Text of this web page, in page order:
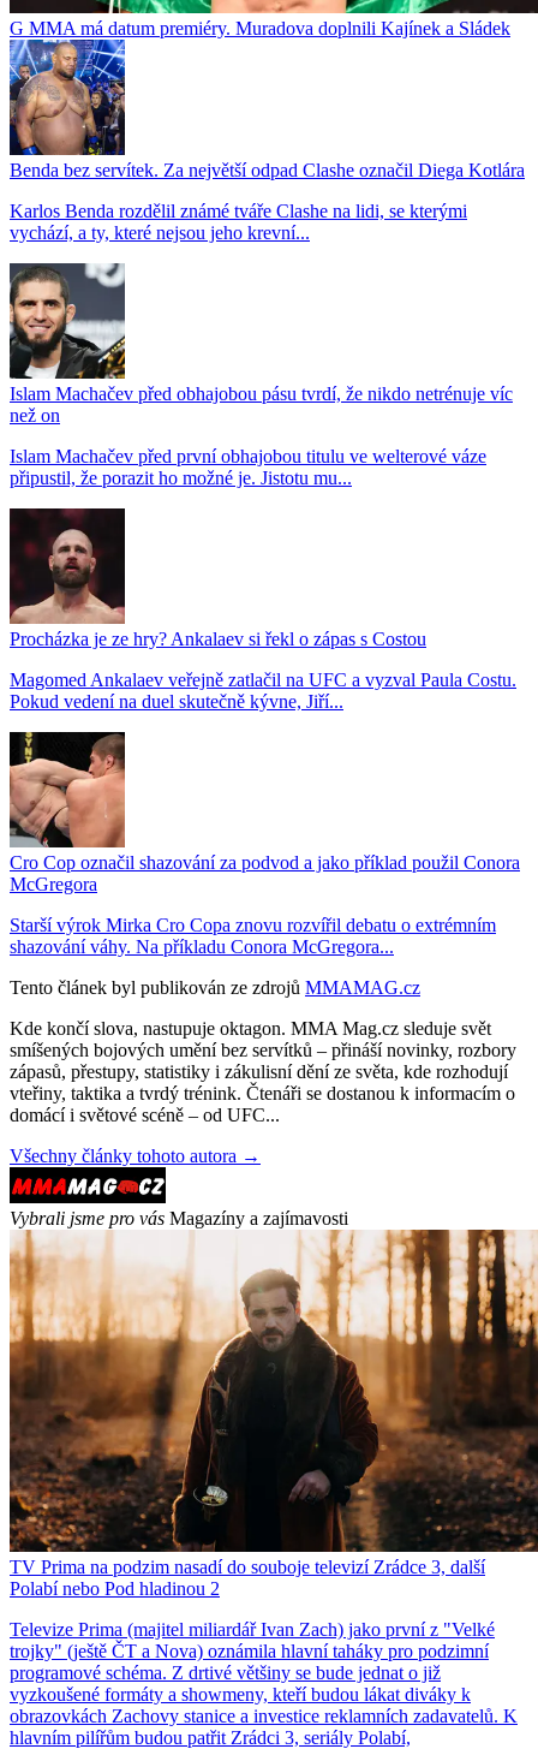
G MMA má datum premiéry. Muradova doplnili Kajínek a Sládek
Benda bez servítek. Za největší odpad Clashe označil Diega Kotlára
Karlos Benda rozdělil známé tváře Clashe na lidi, se kterými
vychází, a ty, které nejsou jeho krevní...
Islam Machačev před obhajobou pásu tvrdí, že nikdo netrénuje víc
než on
Islam Machačev před první obhajobou titulu ve welterové váze
připustil, že porazit ho možné je. Jistotu mu...
Procházka je ze hry? Ankalaev si řekl o zápas s Costou
Magomed Ankalaev veřejně zatlačil na UFC a vyzval Paula Costu.
Pokud vedení na duel skutečně kývne, Jiří...
Cro Cop označil shazování za podvod a jako příklad použil Conora
McGregora
Starší výrok Mirka Cro Copa znovu rozvířil debatu o extrémním
shazování váhy. Na příkladu Conora McGregora...
Tento článek byl publikován ze zdrojů MMAMAG.cz
Kde končí slova, nastupuje oktagon. MMA Mag.cz sleduje svět
smíšených bojových umění bez servítků – přináší novinky, rozbory
zápasů, přestupy, statistiky i zákulisní dění ze světa, kde rozhodují
vteřiny, taktika a tvrdý trénink. Čtenáři se dostanou k informacím o
domácí i světové scéně – od UFC...
Všechny články tohoto autora →
Vybrali jsme pro vás Magazíny a zajímavosti
TV Prima na podzim nasadí do souboje televizí Zrádce 3, další
Polabí nebo Pod hladinou 2
Televize Prima (majitel miliardář Ivan Zach) jako první z "Velké
trojky" (ještě ČT a Nova) oznámila hlavní taháky pro podzimní
programové schéma. Z drtivé většiny se bude jednat o již
vyzkoušené formáty a showmeny, kteří budou lákat diváky k
obrazovkách Zachovy stanice a investice reklamních zadavatelů. K
hlavním pilířům budou patřit Zrádci 3, seriály Polabí,